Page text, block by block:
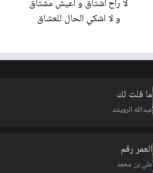
لا راح اشتاق و اعيش مشتاق
و لا اشكي الحال للعشاق
ما قلت لك
عبدالله الرويشد
العمر رقم
علي بن محمد